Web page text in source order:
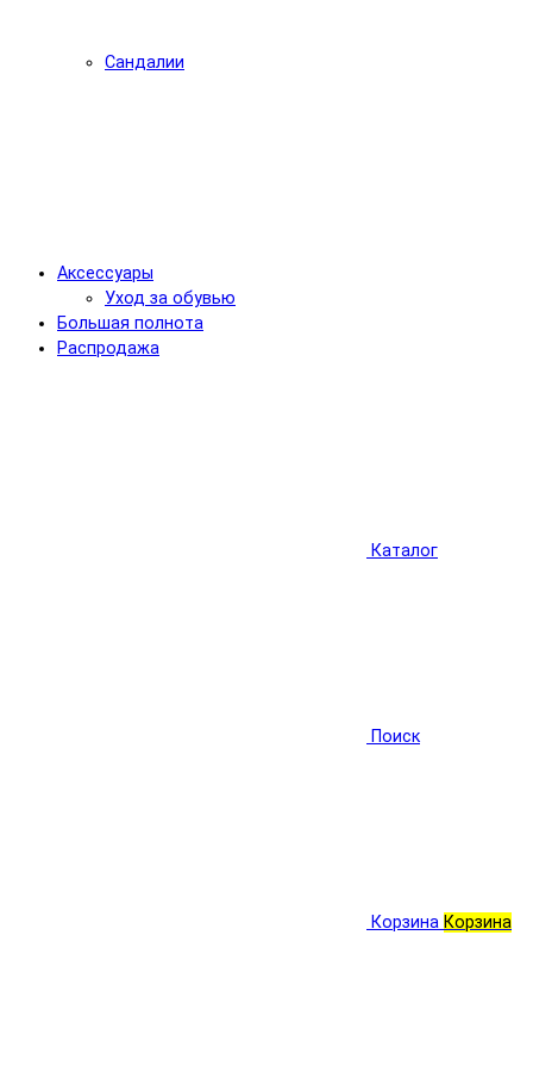
Сандалии
Аксессуары
Уход за обувью
Большая полнота
Распродажа
Каталог
Поиск
Корзина Корзина